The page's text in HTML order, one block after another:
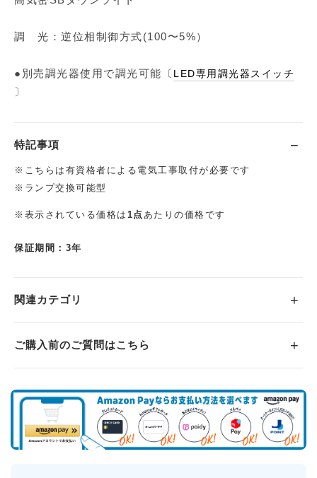
調 光：逆位相制御方式(100〜5%）
●別売調光器使用で調光可能〔 LED専用調光器スイッチ
〕
特記事項
※こちらは有資格者による電気工事取付が必要です
※ランプ交換可能型
※表示されている価格は 1点あたりの価格です
保証期間：3年
関連カテゴリ
ご購入前のご質問はこちら